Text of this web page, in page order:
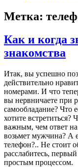
Метка:
Как и когда
знакомства
Итак, вы успешно
действительно
номерами. И что
вы нервничаете при
самообладание? Что
хотите встретиться?
важным, чем ответ
возьмет мужчина? А
телефон?.. Не стоит
расслабитесь,
простым процессом.